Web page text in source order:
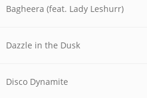
Bagheera (feat. Lady Leshurr)
Dazzle in the Dusk
Disco Dynamite